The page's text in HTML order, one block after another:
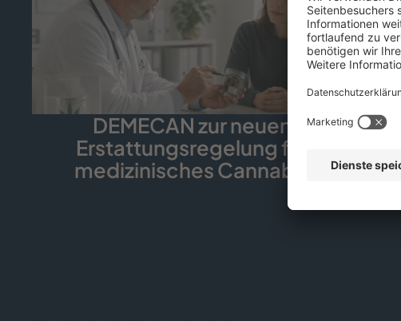
DEMECAN zur neuen
Erstattungsregelung für
medizinisches Cannabis